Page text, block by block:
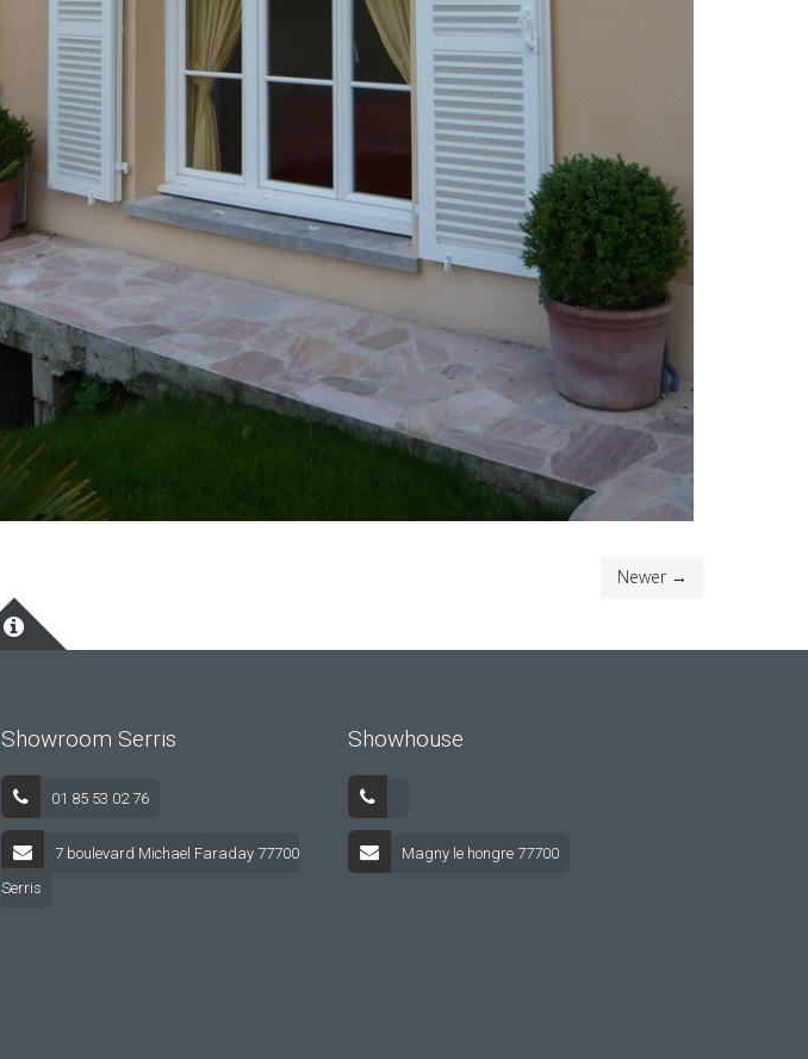
Newer →
Showroom Serris
01 85 53 02 76
7 boulevard Michael Faraday 77700
Serris
Showhouse
Magny le hongre 77700